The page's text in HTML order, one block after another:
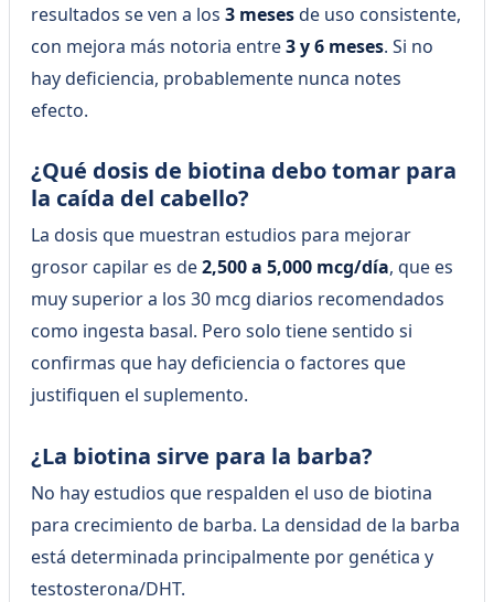
resultados se ven a los3 mesesde uso consistente,
con mejora más notoria entre3 y 6 meses. Si no
hay deficiencia, probablemente nunca notes
efecto.
¿Qué dosis de biotina debo tomar para
la caída del cabello?
La dosis que muestran estudios para mejorar
grosor capilar es de2,500 a 5,000 mcg/día, que es
muy superior a los 30 mcg diarios recomendados
como ingesta basal. Pero solo tiene sentido si
confirmas que hay deficiencia o factores que
justifiquen el suplemento.
¿La biotina sirve para la barba?
No hay estudios que respalden el uso de biotina
para crecimiento de barba. La densidad de la barba
está determinada principalmente por genética y
testosterona/DHT.